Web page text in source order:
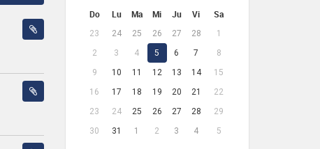
Do Lu Ma Mi Ju Vi Sa
23 24 25 26 27 28
1
2
3 4 5 6 7
8
9
10 11 12 13 14
15
16
17 18 19 20 21
22
23
24 25 26 27 28
29
30
31 1 2 3 4 5